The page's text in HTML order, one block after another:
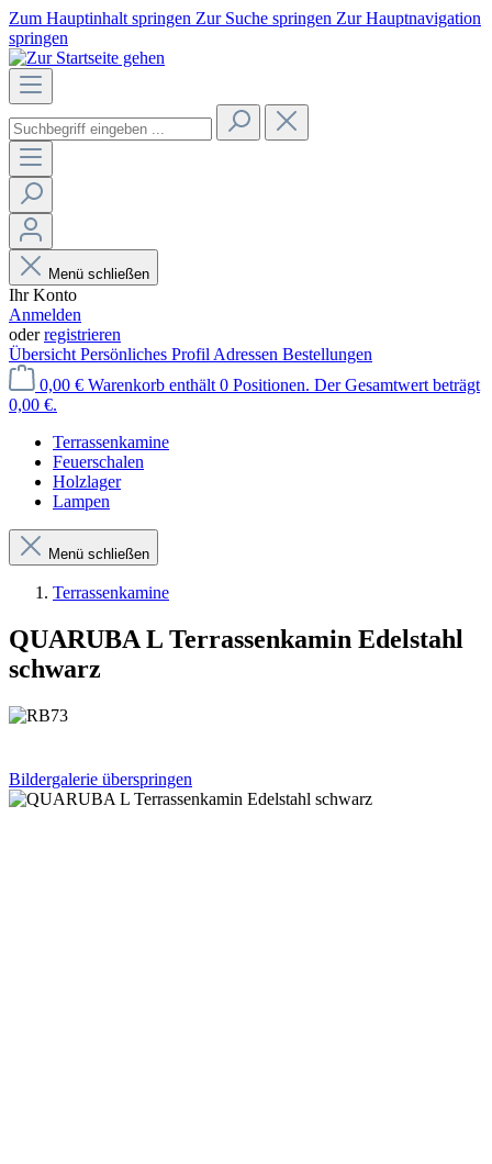
Zum Hauptinhalt springen Zur Suche springen Zur Hauptnavigation
springen
Menü schließen
Ihr Konto
Anmelden
oderregistrieren
Übersicht Persönliches Profil Adressen Bestellungen
0,00 € Warenkorb enthält 0 Positionen. Der Gesamtwert beträgt
0,00 €.
Terrassenkamine
Feuerschalen
Holzlager
Lampen
Menü schließen
Terrassenkamine
QUARUBA L Terrassenkamin Edelstahl
schwarz
Bildergalerie überspringen